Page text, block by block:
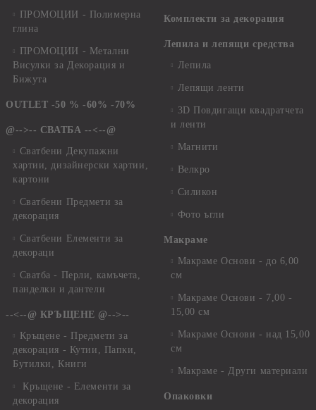
ПРОМОЦИИ - Полимерна
глина
ПРОМОЦИИ - Метални
Висулки за Декорация и
Бижута
OUTLET -50 % -60% -70%
@-->-- СВАТБА --<--@
Сватбени Декупажни
хартии, дизайнерски хартии,
картони
Сватбени Предмети за
декорация
Сватбени Елементи за
декораци
Сватба - Перли, камъчета,
панделки и дантели
--<--@ КРЪЩЕНЕ @-->--
Кръщене - Предмети за
декорация - Кутии, Папки,
Бутилки, Книги
Кръщене - Елементи за
декорация
Комплекти за декорация
Лепила и лепящи средства
Лепила
Лепящи ленти
3D Повдигащи квадратчета
и ленти
Магнити
Велкро
Силикон
Фото ъгли
Макраме
Макраме Основи - до 6,00
см
Макраме Основи - 7,00 -
15,00 см
Макраме Основи - над 15,00
см
Макраме - Други материали
Опаковки